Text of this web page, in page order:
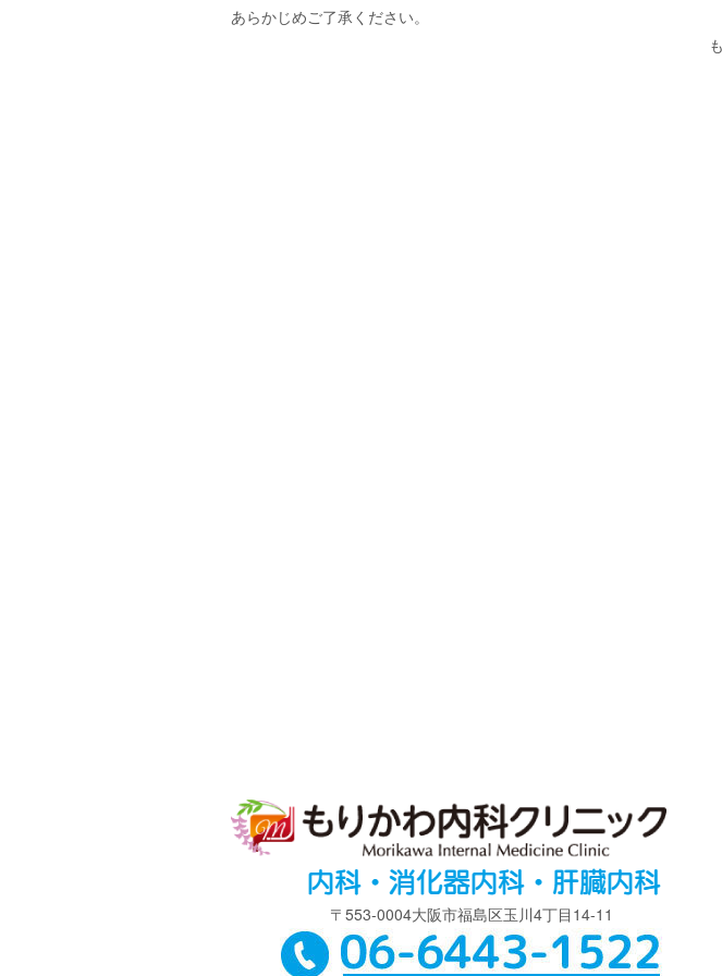
あらかじめご了承ください。
〒553-0004大阪市福島区玉川4丁目14-11